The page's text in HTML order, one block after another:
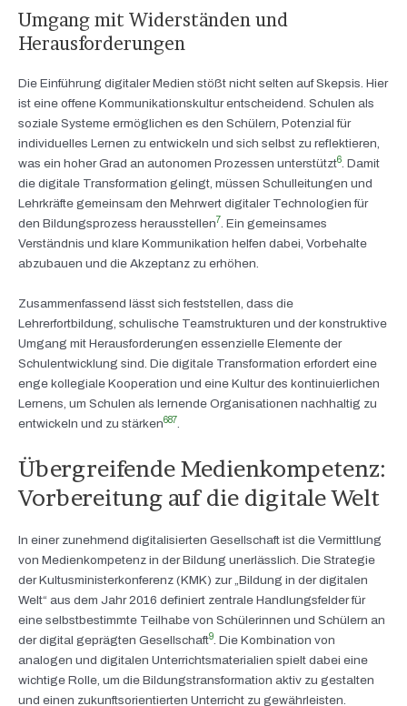
Umgang mit Widerständen und
Herausforderungen
Die Einführung digitaler Medien stößt nicht selten auf Skepsis. Hier
ist eine offene Kommunikationskultur entscheidend. Schulen als
soziale Systeme ermöglichen es den Schülern, Potenzial für
individuelles Lernen zu entwickeln und sich selbst zu reflektieren,
was ein hoher Grad an autonomen Prozessen unterstützt6. Damit
die digitale Transformation gelingt, müssen Schulleitungen und
Lehrkräfte gemeinsam den Mehrwert digitaler Technologien für
den Bildungsprozess herausstellen7. Ein gemeinsames
Verständnis und klare Kommunikation helfen dabei, Vorbehalte
abzubauen und die Akzeptanz zu erhöhen.
Zusammenfassend lässt sich feststellen, dass die
Lehrerfortbildung, schulische Teamstrukturen und der konstruktive
Umgang mit Herausforderungen essenzielle Elemente der
Schulentwicklung sind. Die digitale Transformation erfordert eine
enge kollegiale Kooperation und eine Kultur des kontinuierlichen
Lernens, um Schulen als lernende Organisationen nachhaltig zu
entwickeln und zu stärken687.
Übergreifende Medienkompetenz:
Vorbereitung auf die digitale Welt
In einer zunehmend digitalisierten Gesellschaft ist die Vermittlung
von Medienkompetenz in der Bildung unerlässlich. Die Strategie
der Kultusministerkonferenz (KMK) zur „Bildung in der digitalen
Welt“ aus dem Jahr 2016 definiert zentrale Handlungsfelder für
eine selbstbestimmte Teilhabe von Schülerinnen und Schülern an
der digital geprägten Gesellschaft9. Die Kombination von
analogen und digitalen Unterrichtsmaterialien spielt dabei eine
wichtige Rolle, um die Bildungstransformation aktiv zu gestalten
und einen zukunftsorientierten Unterricht zu gewährleisten.